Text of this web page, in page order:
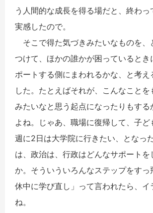
う人間的な成長を得る場だと、終わっ
実感したので。
そこで得た気づきみたいなものを、
つけて、ほかの誰かが困っているとき
ポートする側にまわれるかな、と考え
した。たとえばそれが、こんなことを
みたいなと思う起点になったりもする
よね。じゃあ、職場に復帰して、子ど
週に2日は大学院に行きたい、となっ
は、政治は、行政はどんなサポートを
か。そういういろんなステップをすっ
休中に学び直し」って言われたら、イ
ね。